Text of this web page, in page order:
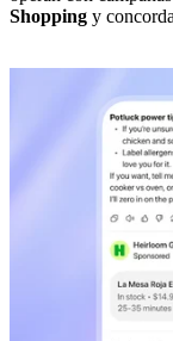
Shopping y